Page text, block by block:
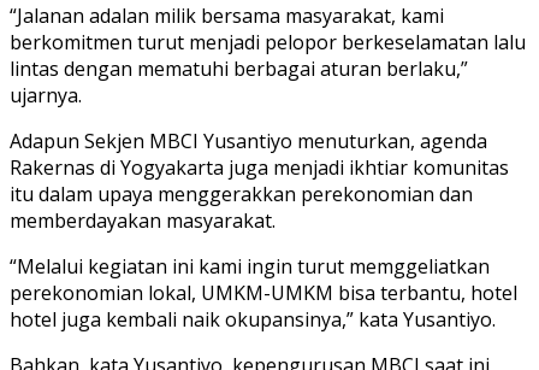
“Jalanan adalan milik bersama masyarakat, kami
berkomitmen turut menjadi pelopor berkeselamatan lalu
lintas dengan mematuhi berbagai aturan berlaku,”
ujarnya.
Adapun Sekjen MBCI Yusantiyo menuturkan, agenda
Rakernas di Yogyakarta juga menjadi ikhtiar komunitas
itu dalam upaya menggerakkan perekonomian dan
memberdayakan masyarakat.
“Melalui kegiatan ini kami ingin turut memggeliatkan
perekonomian lokal, UMKM-UMKM bisa terbantu, hotel
hotel juga kembali naik okupansinya,” kata Yusantiyo.